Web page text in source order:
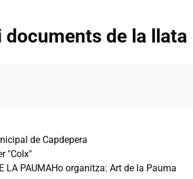
documents de la llata
de Capdepera
"Colx"
LA PAUMAHo organitza: Art de la Pauma